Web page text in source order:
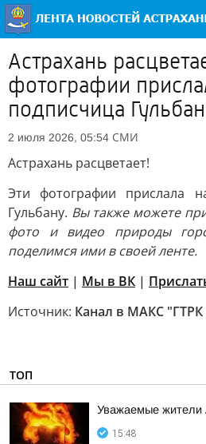
Астрахань
фотографии
подписчица
2 июля 2026, 05:54 СМИ
Астрахань расцветает!
Эти фотографии прислала
Гульбану. Вы также можете
фото и видео природы
поделимся ими в своей ленте.
Наш сайт | Мы в ВК |
Источник: Канал в МАКС "ГТРК
ТОП
Уважаемые жители
15:48